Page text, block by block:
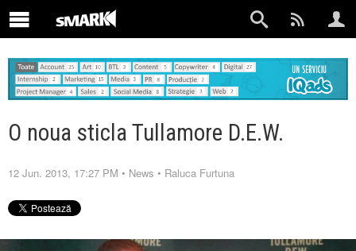
O noua sticla Tullamore D.E.W.
12 Jun. 2013, 17:27 PM • News • Raluca Furtuna